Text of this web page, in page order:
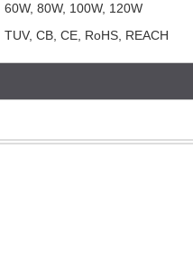
60W, 80W, 100W, 120W
TUV, CB, CE, RoHS, REACH